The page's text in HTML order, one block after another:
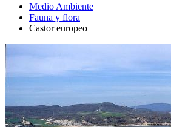
Medio Ambiente
Fauna y flora
Castor europeo